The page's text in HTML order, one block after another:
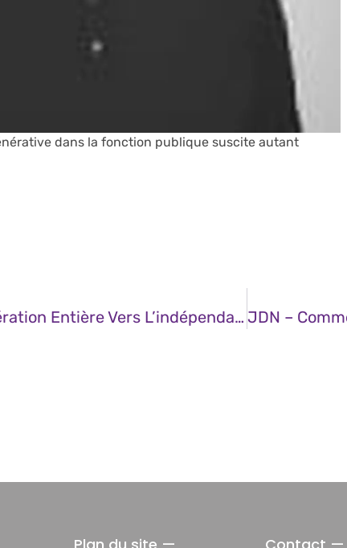
dans la fonction publique suscite autant
JDN – L’IA Propulse Une Génération Entière Vers L’indépendance Et C’est Tant Mieux !